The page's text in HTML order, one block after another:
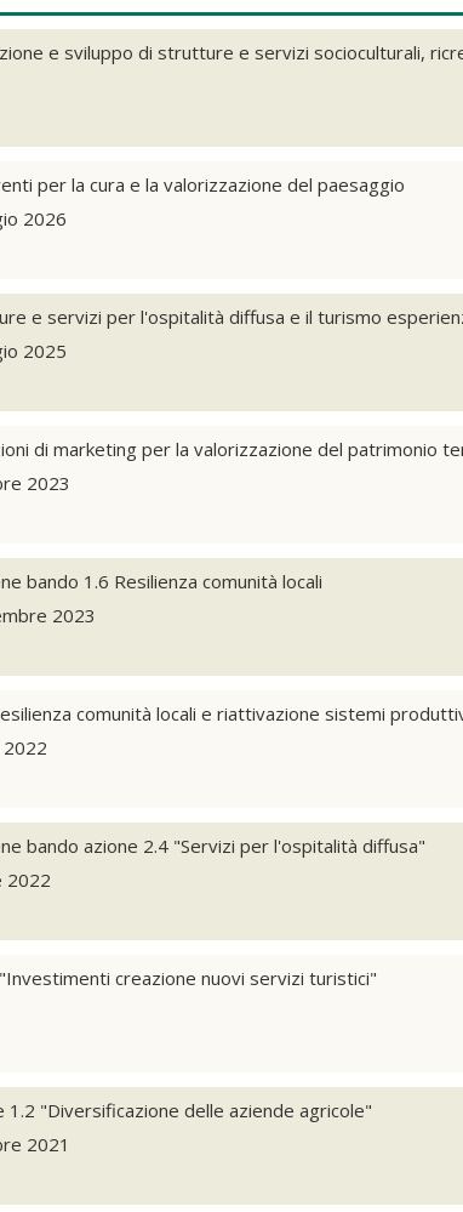
e sviluppo di strutture e servizi socioculturali,
per la cura e la valorizzazione del paesaggio
2026
e servizi per l'ospitalità diffusa e il turismo
2025
di marketing per la valorizzazione del patrimonio
2023
bando 1.6 Resilienza comunità locali
2023
comunità locali e riattivazione sistemi
bando azione 2.4 "Servizi per l'ospitalità diffusa"
2022
creazione nuovi servizi turistici"
1.2 "Diversificazione delle aziende agricole"
2021